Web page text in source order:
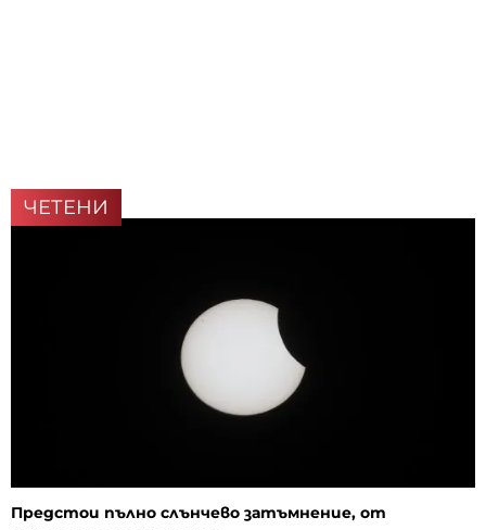
ЧЕТЕНИ
Предстои пълно слънчево затъмнение, от